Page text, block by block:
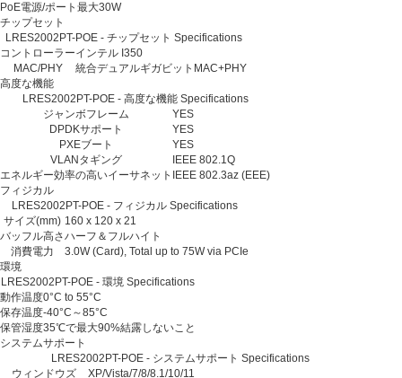
PoE電源/ポート 最大30W
チップセット
LRES2002PT-POE - チップセット Specifications
コントローラーインテル I350
MAC/PHY
統合デュアルギガビットMAC+PHY
高度な機能
LRES2002PT-POE - 高度な機能 Specifications
ジャンボフレーム
YES
DPDKサポート
YES
PXEブート
YES
VLANタギング
IEEE 802.1Q
エネルギー効率の高いイーサネット IEEE 802.3az (EEE)
フィジカル
LRES2002PT-POE - フィジカル Specifications
サイズ(mm) 160 x 120 x 21
バッフル高さハーフ＆フルハイト
消費電力
3.0W (Card), Total up to 75W via PCIe
環境
LRES2002PT-POE - 環境 Specifications
動作温度0°C to 55°C
保存温度-40°C～85°C
保管湿度35℃で最大90%結露しないこと
システムサポート
LRES2002PT-POE - システムサポート Specifications
ウィンドウズ
XP/Vista/7/8/8.1/10/11